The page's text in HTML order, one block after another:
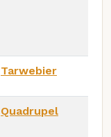
Tarwebier
Quadrupel